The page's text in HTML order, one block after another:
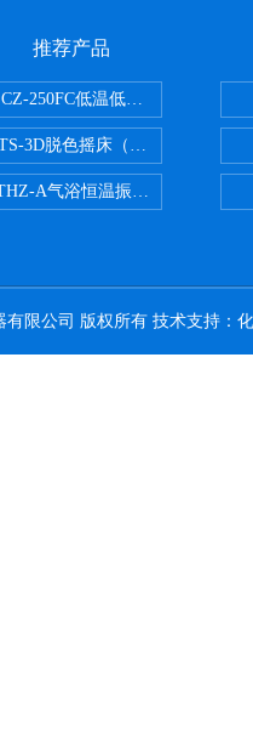
推荐产品
CZ-250FC低温低湿种子储藏柜
3D脱色摇床（三维运动）
A气浴恒温振荡器
限公司 版权所有 技术支持：